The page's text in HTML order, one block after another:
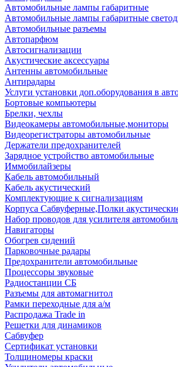
Автомобильные лампы габаритные
Автомобильные лампы габаритные
Автомобильные разъемы
Автопарфюм
Автосигнализации
Акустические аксессуары
Антенны автомобильные
Антирадары
Услуги установки доп.оборудования в
Бортовые компьютеры
Брелки, чехлы
Видеокамеры автомобильные,мониторы
Видеорегистраторы автомобильные
Держатели предохранителей
Зарядное устройство автомобильные
Иммобилайзеры
Кабель автомобильный
Кабель акустический
Комплектующие к сигнализациям
Корпуса Сабвуферные,Полки
Набор проводов для усилителя
Навигаторы
Обогрев сидений
Парковочные радары
Предохранители автомобильные
Процессоры звуковые
Радиостанции СБ
Разъемы для автомагнитол
Рамки переходные для а/м
Распродажа Trade in
Решетки для динамиков
Сабвуфер
Сертификат установки
Толщиномеры краски